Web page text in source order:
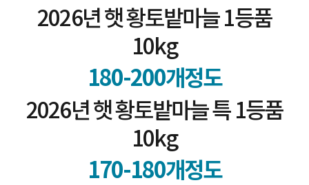
2026년 햇 황토밭마늘 1등품
10kg
180-200개정도
2026년 햇 황토밭마늘 특 1등품
10kg
170-180개정도